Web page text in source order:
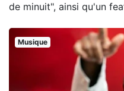
de minuit", ainsi qu'un
Musique